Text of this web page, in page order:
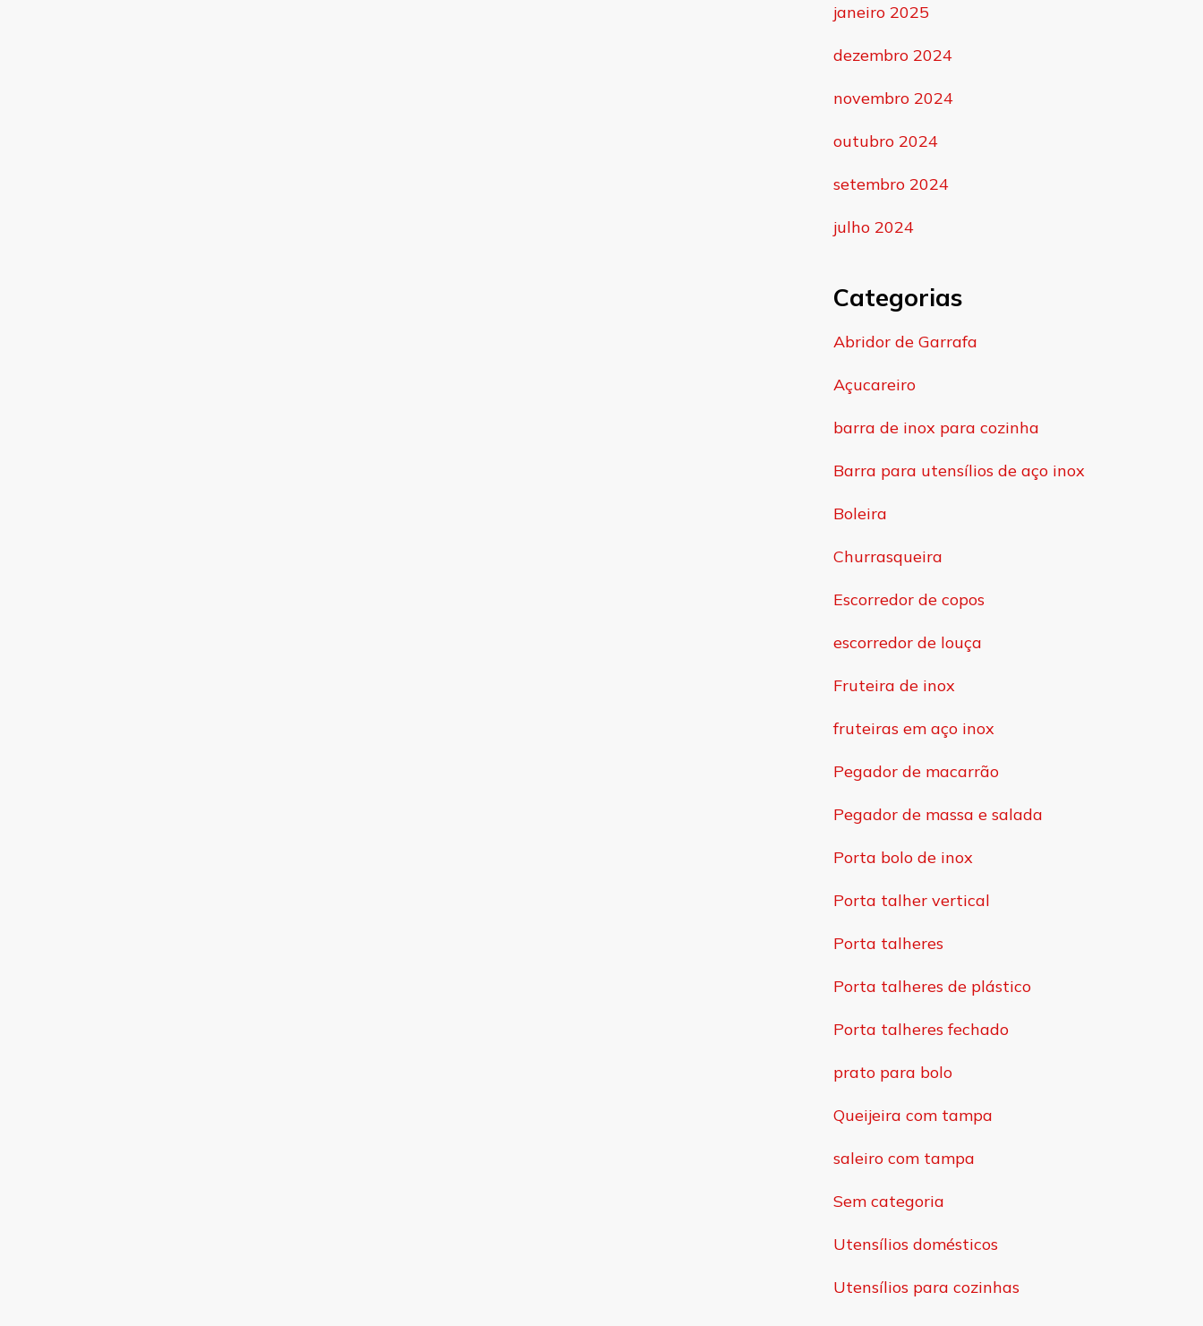
janeiro 2025
dezembro 2024
novembro 2024
outubro 2024
setembro 2024
julho 2024
Categorias
Abridor de Garrafa
Açucareiro
barra de inox para cozinha
Barra para utensílios de aço inox
Boleira
Churrasqueira
Escorredor de copos
escorredor de louça
Fruteira de inox
fruteiras em aço inox
Pegador de macarrão
Pegador de massa e salada
Porta bolo de inox
Porta talher vertical
Porta talheres
Porta talheres de plástico
Porta talheres fechado
prato para bolo
Queijeira com tampa
saleiro com tampa
Sem categoria
Utensílios domésticos
Utensílios para cozinhas